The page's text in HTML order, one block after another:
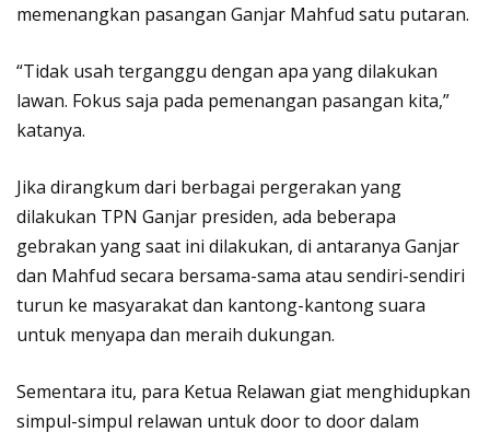
memenangkan pasangan Ganjar Mahfud satu putaran.
“Tidak usah terganggu dengan apa yang dilakukan
lawan. Fokus saja pada pemenangan pasangan kita,”
katanya.
Jika dirangkum dari berbagai pergerakan yang
dilakukan TPN Ganjar presiden, ada beberapa
gebrakan yang saat ini dilakukan, di antaranya Ganjar
dan Mahfud secara bersama-sama atau sendiri-sendiri
turun ke masyarakat dan kantong-kantong suara
untuk menyapa dan meraih dukungan.
Sementara itu, para Ketua Relawan giat menghidupkan
simpul-simpul relawan untuk door to door dalam